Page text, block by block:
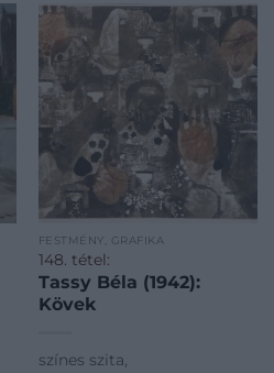
FESTMÉNY, GRAFIKA
148. tétel:
Tassy Béla (1942):
Kövek
színes szita,